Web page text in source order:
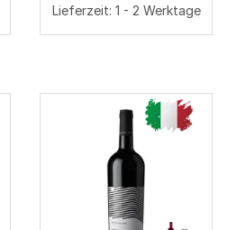
Lieferzeit: 1 - 2 Werktage